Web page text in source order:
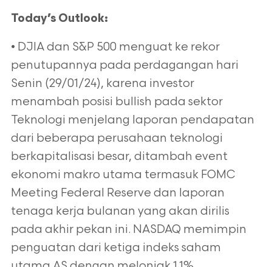
Today’s Outlook:
• DJIA dan S&P 500 menguat ke rekor
penutupannya pada perdagangan hari
Senin (29/01/24), karena investor
menambah posisi bullish pada sektor
Teknologi menjelang laporan pendapatan
dari beberapa perusahaan teknologi
berkapitalisasi besar, ditambah event
ekonomi makro utama termasuk FOMC
Meeting Federal Reserve dan laporan
tenaga kerja bulanan yang akan dirilis
pada akhir pekan ini. NASDAQ memimpin
penguatan dari ketiga indeks saham